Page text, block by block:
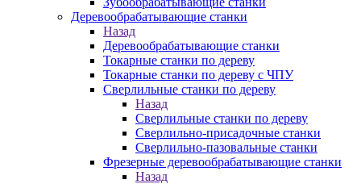
Деревообрабатывающие станки
Назад
Деревообрабатывающие станки
Токарные станки по дереву
Токарные станки по дереву с ЧПУ
Сверлильные станки по дереву
Назад
Сверлильные станки по дереву
Сверлильно-присадочные станки
Сверлильно-пазовальные станки
Фрезерные деревообрабатывающие станки
Назад